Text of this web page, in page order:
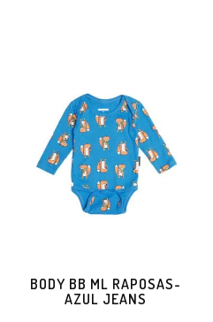
BODY BB ML RAPOSAS-
AZUL JEANS